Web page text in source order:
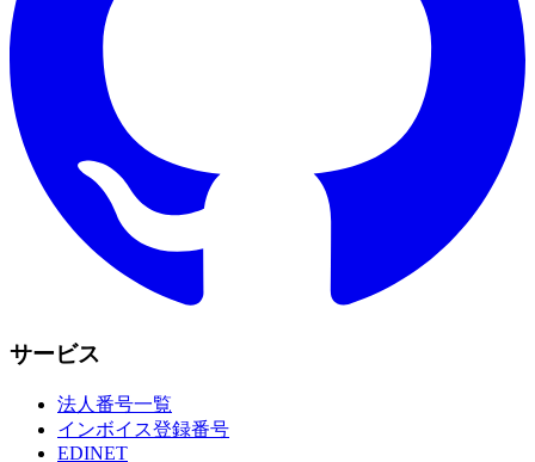
サービス
法人番号一覧
インボイス登録番号
EDINET